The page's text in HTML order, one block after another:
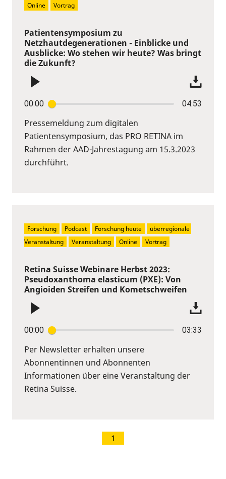
Patientensymposium zu
Netzhautdegenerationen - Einblicke und
Ausblicke: Wo stehen wir heute? Was bringt
die Zukunft?
00:00 04:53
Pressemeldung zum digitalen
Patientensymposium, das PRO RETINA im
Rahmen der AAD-Jahrestagung am 15.3.2023
durchführt.
Online Vortrag
Retina Suisse Webinare Herbst 2023:
Pseudoxanthoma elasticum (PXE): Von
Angioiden Streifen und Kometschweifen
00:00 03:33
Per Newsletter erhalten unsere
Abonnentinnen und Abonnenten
Informationen über eine Veranstaltung der
Retina Suisse.
Forschung Podcast Forschung heute
überregionale
Veranstaltung
Veranstaltung Online Vortrag
1